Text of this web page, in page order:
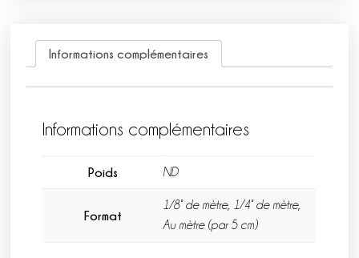
Informations complémentaires
Informations complémentaires
Poids ND
Format
1/8° de mètre, 1/4° de mètre,
Au mètre (par 5 cm)